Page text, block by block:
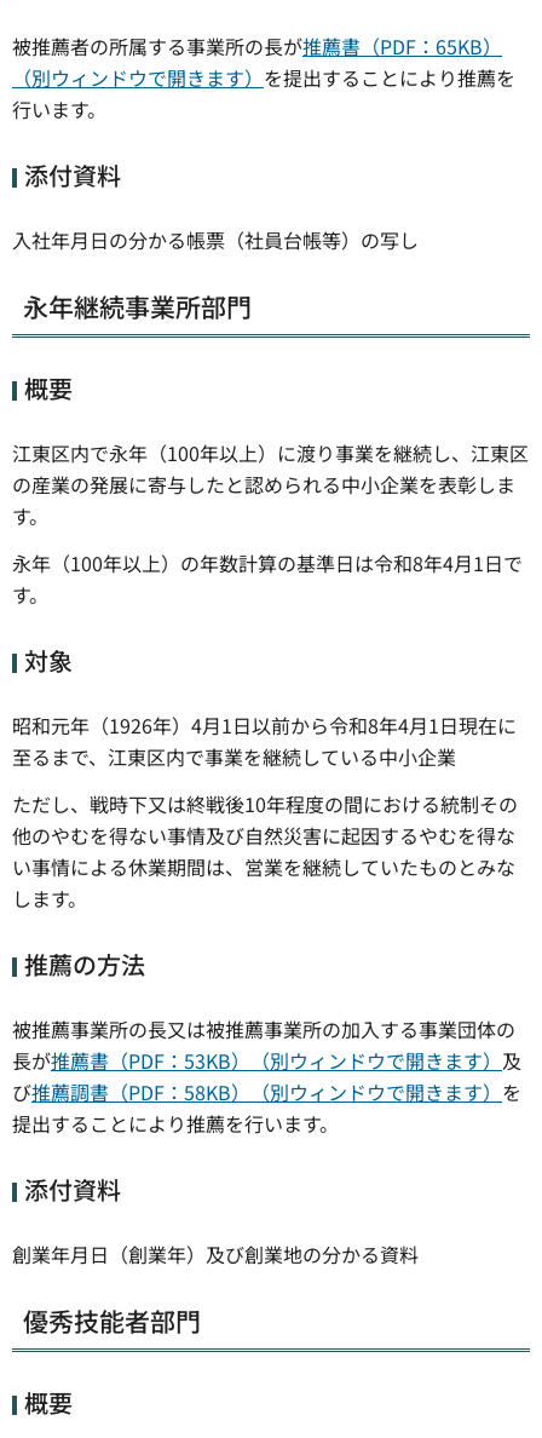
被推薦者の所属する事業所の長が推薦書（PDF：65KB）
（別ウィンドウで開きます） を提出することにより推薦を
行います。
添付資料
入社年月日の分かる帳票（社員台帳等）の写し
永年継続事業所部門
概要
江東区内で永年（100年以上）に渡り事業を継続し、江東区
の産業の発展に寄与したと認められる中小企業を表彰しま
す。
永年（100年以上）の年数計算の基準日は令和8年4月1日で
す。
対象
昭和元年（1926年）4月1日以前から令和8年4月1日現在に
至るまで、江東区内で事業を継続している中小企業
ただし、戦時下又は終戦後10年程度の間における統制その
他のやむを得ない事情及び自然災害に起因するやむを得な
い事情による休業期間は、営業を継続していたものとみな
します。
推薦の方法
被推薦事業所の長又は被推薦事業所の加入する事業団体の
長が推薦書（PDF：53KB）（別ウィンドウで開きます） 及
び推薦調書（PDF：58KB）（別ウィンドウで開きます） を
提出することにより推薦を行います。
添付資料
創業年月日（創業年）及び創業地の分かる資料
優秀技能者部門
概要